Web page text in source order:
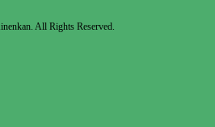
All Rights Reserved.